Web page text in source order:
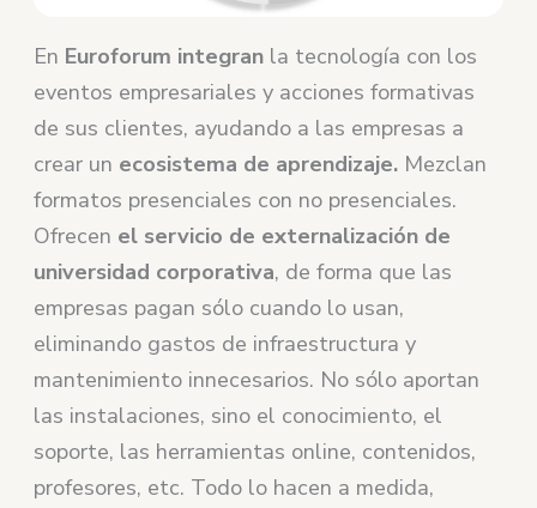
En Euroforum integran la tecnología con los
eventos empresariales y acciones formativas
de sus clientes, ayudando a las empresas a
crear un ecosistema de aprendizaje. Mezclan
formatos presenciales con no presenciales.
Ofrecen el servicio de externalización de
universidad corporativa, de forma que las
empresas pagan sólo cuando lo usan,
eliminando gastos de infraestructura y
mantenimiento innecesarios. No sólo aportan
las instalaciones, sino el conocimiento, el
soporte, las herramientas online, contenidos,
profesores, etc. Todo lo hacen a medida,